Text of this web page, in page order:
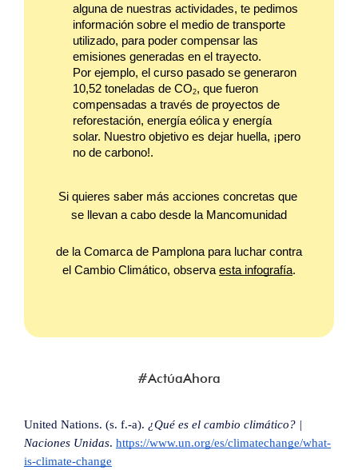
alguna de nuestras actividades, te pedimos
información sobre el medio de transporte
utilizado, para poder compensar las
emisiones generadas en el trayecto.
Por ejemplo, el curso pasado se generaron
10,52 toneladas de CO2, que fueron
compensadas a través de proyectos de
reforestación, energía eólica y energía
solar. Nuestro objetivo es dejar huella, ¡pero
no de carbono!.
Si quieres saber más acciones concretas que
se llevan a cabo desde la Mancomunidad
de la Comarca de Pamplona para luchar contra
el Cambio Climático, observa esta infografía.
#ActúaAhora
United Nations. (s. f.-a). ¿Qué es el cambio climático? |
Naciones Unidas. https://www.un.org/es/climatechange/what-
is-climate-change